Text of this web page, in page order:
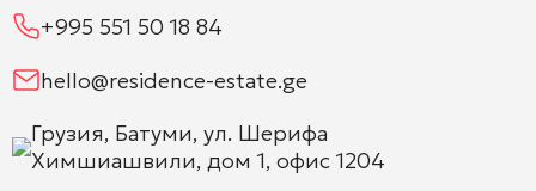
+995 551 50 18 84
hello@residence-estate.ge
Грузия, Батуми, ул. Шерифа
Химшиашвили, дом 1, офис 1204